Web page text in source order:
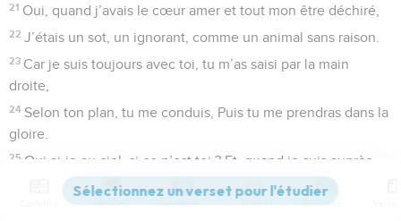
21 Oui, quand j’avais le cœur amer et tout mon être déchiré,
22 J’étais un sot, un ignorant, comme un animal sans raison.
23 Car je suis toujours avec toi, tu m’as saisi par la main
droite,
24 Selon ton plan, tu me conduis, Puis tu me prendras dans la
gloire.
25 Qui ai-je au ciel, si ce n’est toi ? Et, quand je suis auprès
de toi, rien ne m’attire plus sur terre.
Si ma chair et mon cœur défaillent, Dieu reste mon rocher,
Versions Commentaires Strong